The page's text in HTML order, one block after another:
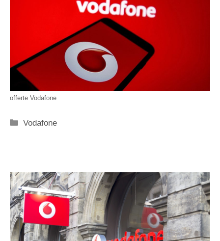
offerte Vodafone
Categorie
Vodafone